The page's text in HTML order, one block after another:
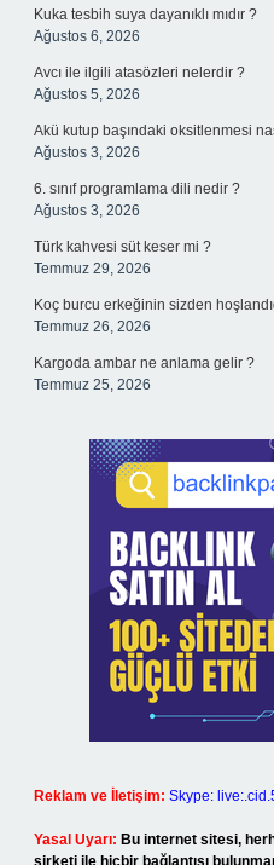
Kuka tesbih suya dayanıklı mıdır ?
Ağustos 6, 2026
Avcı ile ilgili atasözleri nelerdir ?
Ağustos 5, 2026
Akü kutup başındaki oksitlenmesi
Ağustos 3, 2026
6. sınıf programlama dili nedir ?
Ağustos 3, 2026
Türk kahvesi süt keser mi ?
Temmuz 29, 2026
Koç burcu erkeğinin sizden
Temmuz 26, 2026
Kargoda ambar ne anlama gelir ?
Temmuz 25, 2026
Reklam ve İletişim: Skype:
Yasal Uyarı: Bu internet sitesi,
şirketi ile hiçbir bağlantısı